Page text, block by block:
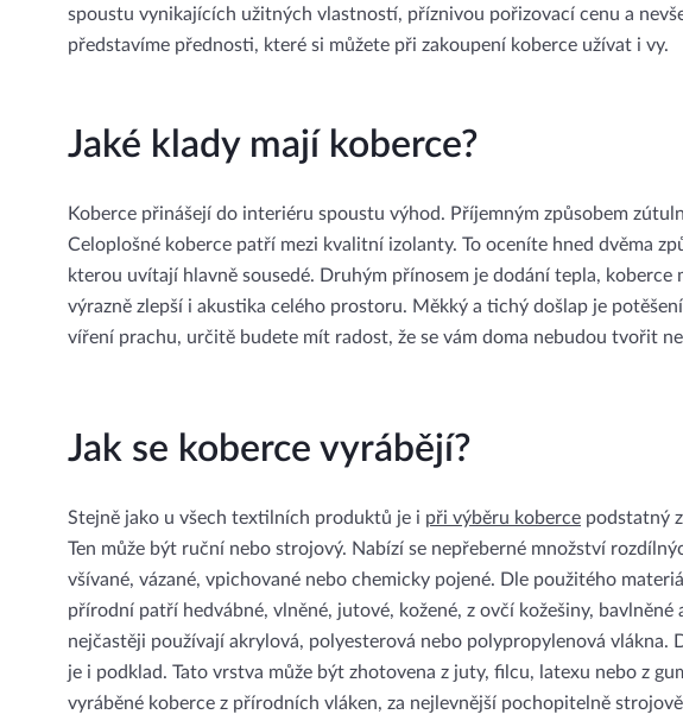
spoustu vynikajících užitných vlastností, příznivou pořizovací cenu a
představíme přednosti, které si můžete při zakoupení koberce užívat i vy.
Jaké klady mají koberce?
Koberce přinášejí do interiéru spoustu výhod. Příjemným způsobem
Celoplošné koberce patří mezi kvalitní izolanty. To oceníte hned dvěma
kterou uvítají hlavně sousedé. Druhým přínosem je dodání tepla,
výrazně zlepší i akustika celého prostoru. Měkký a tichý došlap je
víření prachu, určitě budete mít radost, že se vám doma nebudou tvořit
Jak se koberce vyrábějí?
Stejně jako u všech textilních produktů je i při výběru koberce podstatný
Ten může být ruční nebo strojový. Nabízí se nepřeberné množství
všívané, vázané, vpichované nebo chemicky pojené. Dle použitého
přírodní patří hedvábné, vlněné, jutové, kožené, z ovčí kožešiny,
nejčastěji používají akrylová, polyesterová nebo polypropylenová vlákna.
je i podklad. Tato vrstva může být zhotovena z juty, filcu, latexu nebo z
vyráběné koberce z přírodních vláken, za nejlevnější pochopitelně